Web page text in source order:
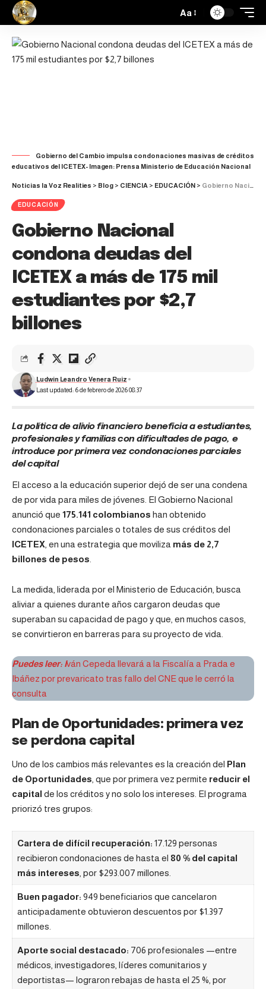
Aa
Gobierno del Cambio impulsa condonaciones masivas de créditos
educativos del ICETEX- Imagen: Prensa Ministerio de Educación Nacional
Noticias la Voz Realities > Blog > CIENCIA > EDUCACIÓN > Gobierno Nacional condona deudas del ICETEX a más de 175 mil estudiantes por $2,7 billones
EDUCACIÓN
Gobierno Nacional
condona deudas del
ICETEX a más de 175 mil
estudiantes por $2,7
billones
Last updated: 6 de febrero de 2026 08:37
Ludwin Leandro Venera Ruiz
La política de alivio financiero beneficia a estudiantes,
profesionales y familias con dificultades de pago, e
introduce por primera vez condonaciones parciales
del capital
El acceso a la educación superior dejó de ser una condena
de por vida para miles de jóvenes. El Gobierno Nacional
anunció que 175.141 colombianos han obtenido
condonaciones parciales o totales de sus créditos del
ICETEX, en una estrategia que moviliza más de 2,7
billones de pesos.
La medida, liderada por el Ministerio de Educación, busca
aliviar a quienes durante años cargaron deudas que
superaban su capacidad de pago y que, en muchos casos,
se convirtieron en barreras para su proyecto de vida.
Puedes leer: Iván Cepeda llevará a la Fiscalía a Prada e
Ibáñez por prevaricato tras fallo del CNE que le cerró la
consulta
Plan de Oportunidades: primera vez
se perdona capital
Uno de los cambios más relevantes es la creación del Plan
de Oportunidades , que por primera vez permite reducir el
capital de los créditos y no solo los intereses. El programa
priorizó tres grupos:
Cartera de difícil recuperación: 17.129 personas
recibieron condonaciones de hasta el 80 % del capital
más intereses , por $293.007 millones.
Buen pagador: 949 beneficiarios que cancelaron
anticipadamente obtuvieron descuentos por $1.397
millones.
Aporte social destacado: 706 profesionales —entre
médicos, investigadores, líderes comunitarios y
deportistas— lograron rebajas de hasta el 25 %, por